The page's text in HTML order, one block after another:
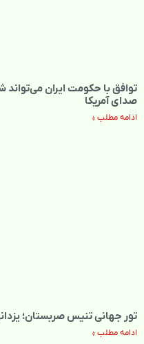
صدای آمریکا
ادامه مطلب »
تور جهانی تنیس صربستان؛
ادامه مطلب »